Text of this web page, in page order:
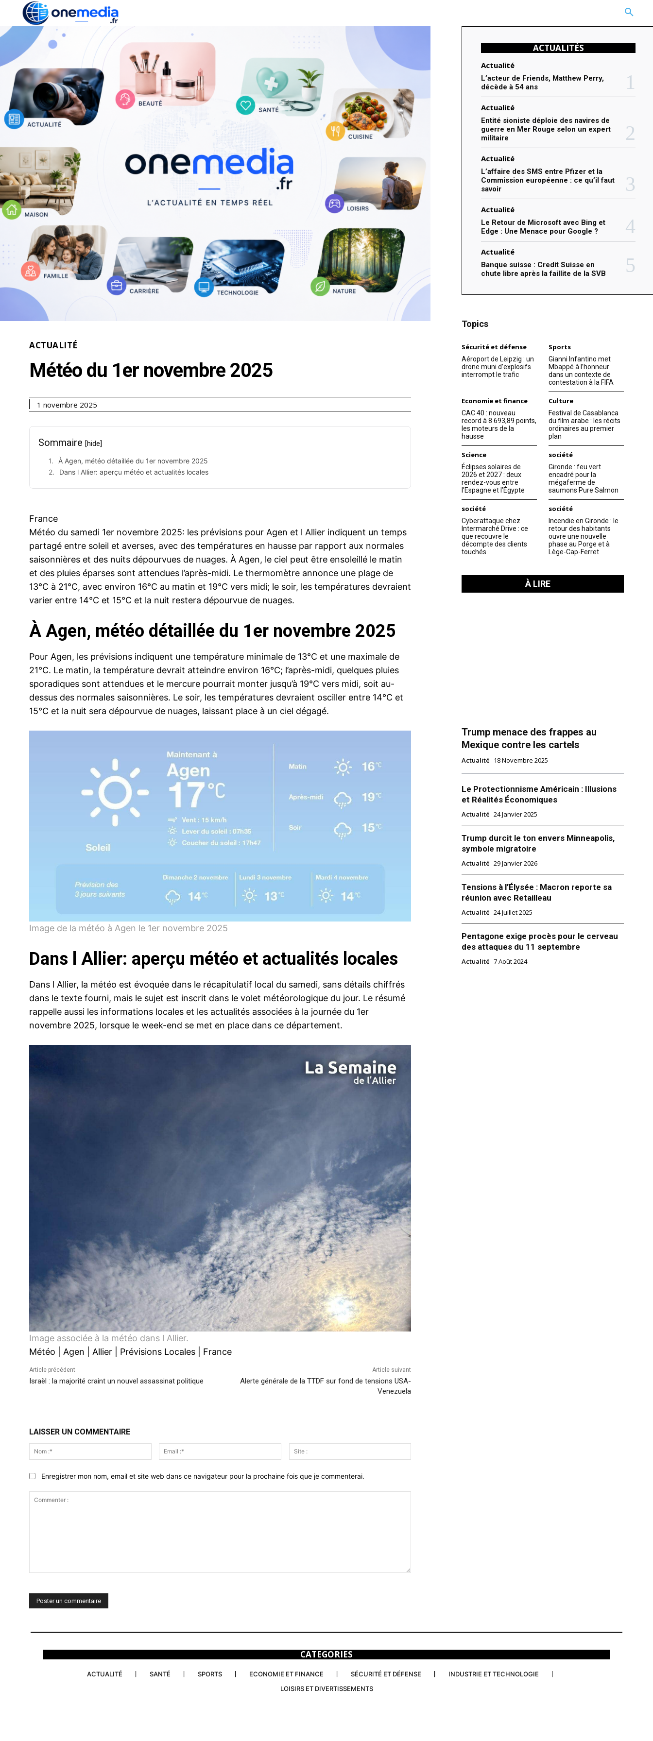
MORE
ACTUALITÉ
Météo du 1er novembre 2025
1 novembre 2025
Sommaire [hide]
À Agen, météo détaillée du 1er novembre 2025
Dans l Allier: aperçu météo et actualités locales
France
Météo du samedi 1er novembre 2025: les prévisions pour Agen et l Allier indiquent un temps
partagé entre soleil et averses, avec des températures en hausse par rapport aux normales
saisonnières et des nuits dépourvues de nuages. À Agen, le ciel peut être ensoleillé le matin
et des pluies éparses sont attendues l’après-midi. Le thermomètre annonce une plage de
13°C à 21°C, avec environ 16°C au matin et 19°C vers midi; le soir, les températures devraient
varier entre 14°C et 15°C et la nuit restera dépourvue de nuages.
À Agen, météo détaillée du 1er novembre 2025
Pour Agen, les prévisions indiquent une température minimale de 13°C et une maximale de
21°C. Le matin, la température devrait atteindre environ 16°C; l’après-midi, quelques pluies
sporadiques sont attendues et le mercure pourrait monter jusqu’à 19°C vers midi, soit au-
dessus des normales saisonnières. Le soir, les températures devraient osciller entre 14°C et
15°C et la nuit sera dépourvue de nuages, laissant place à un ciel dégagé.
Image de la météo à Agen le 1er novembre 2025
Dans l Allier: aperçu météo et actualités locales
Dans l Allier, la météo est évoquée dans le récapitulatif local du samedi, sans détails chiffrés
dans le texte fourni, mais le sujet est inscrit dans le volet météorologique du jour. Le résumé
rappelle aussi les informations locales et les actualités associées à la journée du 1er
novembre 2025, lorsque le week-end se met en place dans ce département.
Image associée à la météo dans l Allier.
Météo
Agen Allier Prévisions Locales France
Article précédent
Israël : la majorité craint un nouvel assassinat politique
Article suivant
Alerte générale de la TTDF sur fond de tensions USA-
Venezuela
LAISSER UN COMMENTAIRE
Nom
:*
Email
:*
:
Enregistrer mon nom, email et site web dans ce navigateur pour la prochaine fois que je commenterai.
ACTUALITÉS
Actualité
L’acteur de Friends, Matthew Perry,
décède à 54 ans
Actualité
Entité sioniste déploie des navires de
guerre en Mer Rouge selon un expert
militaire
Actualité
L’affaire des SMS entre Pfizer et la
Commission européenne : ce qu’il faut
savoir
Actualité
Le Retour de Microsoft avec Bing et
Edge : Une Menace pour Google ?
Actualité
Banque suisse : Credit Suisse en
chute libre après la faillite de la SVB
Topics
Sécurité et défense
Aéroport de Leipzig : un
drone muni d’explosifs
interrompt le trafic
Sports
Gianni Infantino met
Mbappé à l’honneur
dans un contexte de
contestation à la FIFA
Economie et finance
CAC 40 : nouveau
record à 8 693,89 points,
les moteurs de la
hausse
Culture
Festival de Casablanca
du film arabe : les récits
ordinaires au premier
plan
Science
Éclipses solaires de
2026 et 2027 : deux
rendez-vous entre
l’Espagne et l’Égypte
société
Gironde : feu vert
encadré pour la
mégaferme de
saumons Pure Salmon
société
Cyberattaque chez
Intermarché Drive : ce
que recouvre le
décompte des clients
touchés
société
Incendie en Gironde : le
retour des habitants
ouvre une nouvelle
phase au Porge et à
Lège-Cap-Ferret
À LIRE
Trump menace des frappes au
Mexique contre les cartels
Actualité 18 Novembre 2025
Le Protectionnisme Américain : Illusions
et Réalités Économiques
Actualité 24 Janvier 2025
Trump durcit le ton envers Minneapolis,
symbole migratoire
Actualité 29 Janvier 2026
Tensions à l’Élysée : Macron reporte sa
réunion avec Retailleau
Actualité 24 Juillet 2025
Pentagone exige procès pour le cerveau
des attaques du 11 septembre
Actualité 7 Août 2024
CATEGORIES
ACTUALITÉ SANTÉ SPORTS ECONOMIE ET FINANCE SÉCURITÉ ET DÉFENSE
INDUSTRIE ET TECHNOLOGIE
LOISIRS ET DIVERTISSEMENTS